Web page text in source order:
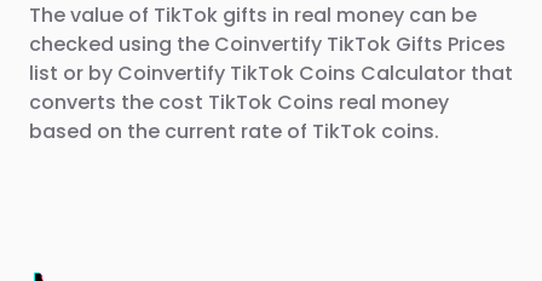
The value of TikTok gifts in real money can be
checked using the Coinvertify TikTok Gifts Prices
list or by Coinvertify TikTok Coins Calculator that
converts the cost TikTok Coins real money
based on the current rate of TikTok coins.